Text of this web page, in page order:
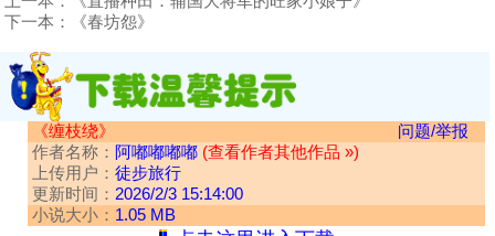
下一本：
《春坊怨》
《缠枝绕》
问题/举报
作者名称： 阿嘟嘟嘟嘟 (查看作者其他作品 »)
上传用户： 徒步旅行
更新时间： 2026/2/3 15:14:00
小说大小： 1.05 MB